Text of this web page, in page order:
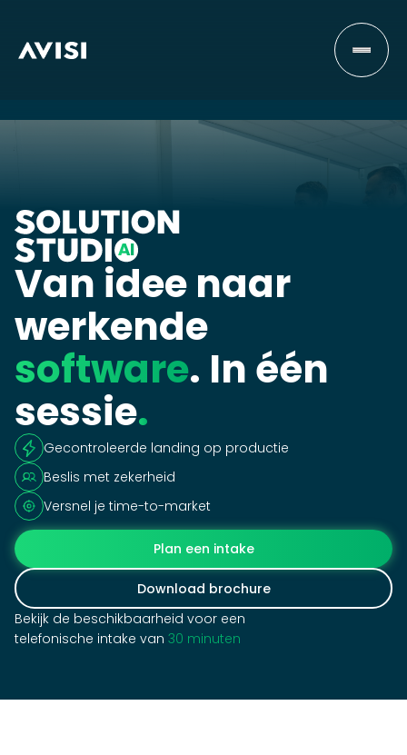
Van idee naar
werkende
software. In één
sessie.
Gecontroleerde landing op productie
Beslis met zekerheid
Versnel je time-to-market
Plan een intake
Download brochure
Bekijk de beschikbaarheid voor een
telefonische intake van 30 minuten